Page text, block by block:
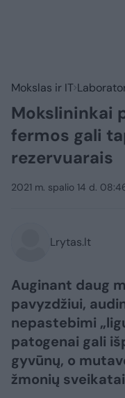
Mokslas ir IT
Mokslininkai
fermos gali
rezervuarais
2021 m. spalio 14 d.
Lrytas.lt
Auginant daug
pavyzdžiui,
nepastebimi
patogenai gali
gyvūnų, o
žmonių